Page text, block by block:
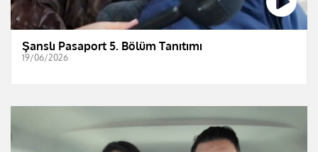
Şanslı Pasaport 5. Bölüm Tanıtımı
19/06/2026